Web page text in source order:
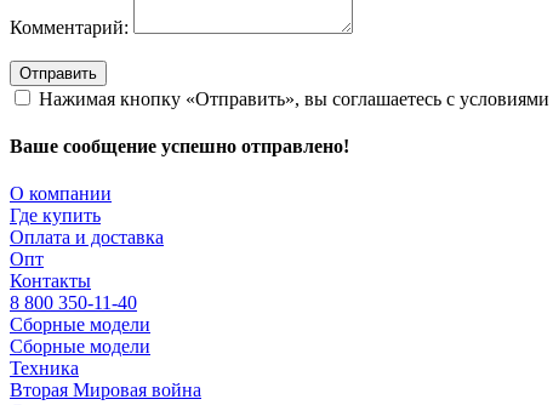
Комментарий:
Отправить
Нажимая кнопку «Отправить», вы соглашаетесь с условиями
Ваше сообщение успешно отправлено!
О компании
Где купить
Оплата и доставка
Опт
Контакты
8 800 350-11-40
Сборные модели
Сборные модели
Техника
Вторая Мировая война